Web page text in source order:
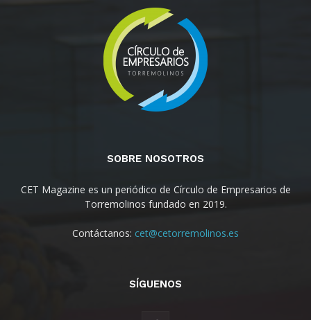
SOBRE NOSOTROS
CET Magazine es un periódico de Círculo de Empresarios de
Torremolinos fundado en 2019.
Contáctanos: cet@cetorremolinos.es
SÍGUENOS